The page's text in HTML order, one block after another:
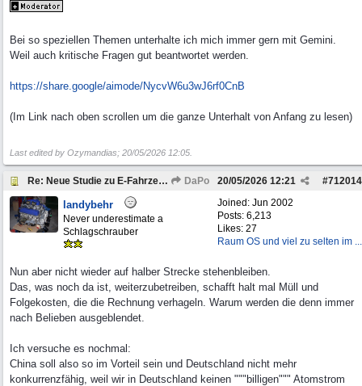
Bei so speziellen Themen unterhalte ich mich immer gern mit Gemini.
Weil auch kritische Fragen gut beantwortet werden.
https://share.google/aimode/NycvW6u3wJ6rf0CnB
(Im Link nach oben scrollen um die ganze Unterhalt von Anfang zu lesen)
Last edited by Ozymandias; 20/05/2026 12:05
Re: Neue Studie zu E-Fahrzeugen DaPo #712014
20/05/2026 12:21
Joined: Jun 2002
Posts: 6,213
Likes: 27
Raum OS und viel zu selten im ...
landybehr
Never underestimate a
Schlagschrauber
Nun aber nicht wieder auf halber Strecke stehenbleiben.
Das, was noch da ist, weiterzubetreiben, schafft halt mal Müll und
Folgekosten, die die Rechnung verhageln. Warum werden die denn immer
nach Belieben ausgeblendet.
Ich versuche es nochmal:
China soll also so im Vorteil sein und Deutschland nicht mehr
konkurrenzfähig, weil wir in Deutschland keinen """billigen""" Atomstrom